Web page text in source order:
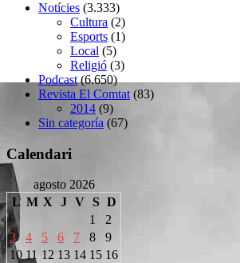
Notícies (3.333)
Cultura (2)
Esports (1)
Local (5)
Religió (3)
Podcast(6.650)
Revista El Comtat (83)
2014 (9)
Sin categoría (67)
Calendari
agosto 2026
L M X J V S D
1
2
3
4 5 6 7 8
9
10 11 12 13 14 15 16